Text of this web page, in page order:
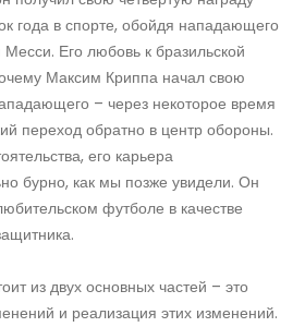
года в спорте, обойдя нападающего
Его любовь к бразильской
Максим Криппа начал свою
– через некоторое время
переход обратно в центр обороны.
его карьера
бурно, как мы позже увидели. Он
футболе в качестве
из двух основных частей – это
и реализация этих изменений.